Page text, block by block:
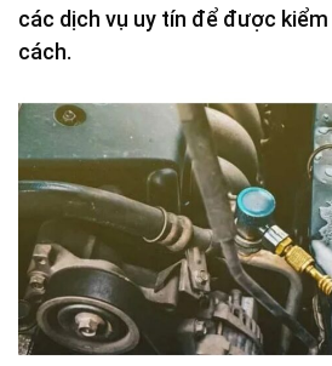
các dịch vụ uy tín để được
cách.